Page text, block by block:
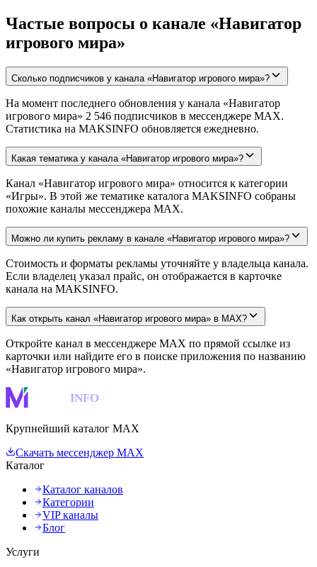
Частые вопросы о канале «Навигатор
игрового мира»
Сколько подписчиков у канала «Навигатор игрового мира»?
На момент последнего обновления у канала «Навигатор
игрового мира» 2 546 подписчиков в мессенджере MAX.
Статистика на MAKSINFO обновляется ежедневно.
Какая тематика у канала «Навигатор игрового мира»?
Канал «Навигатор игрового мира» относится к категории
«Игры». В этой же тематике каталога MAKSINFO собраны
похожие каналы мессенджера MAX.
Можно ли купить рекламу в канале «Навигатор игрового мира»?
Стоимость и форматы рекламы уточняйте у владельца канала.
Если владелец указал прайс, он отображается в карточке
канала на MAKSINFO.
Как открыть канал «Навигатор игрового мира» в MAX?
Откройте канал в мессенджере MAX по прямой ссылке из
карточки или найдите его в поиске приложения по названию
«Навигатор игрового мира».
INFO
Крупнейший каталог MAX
Скачать мессенджер MAX
Каталог
Каталог каналов
Категории
VIP каналы
Блог
Услуги